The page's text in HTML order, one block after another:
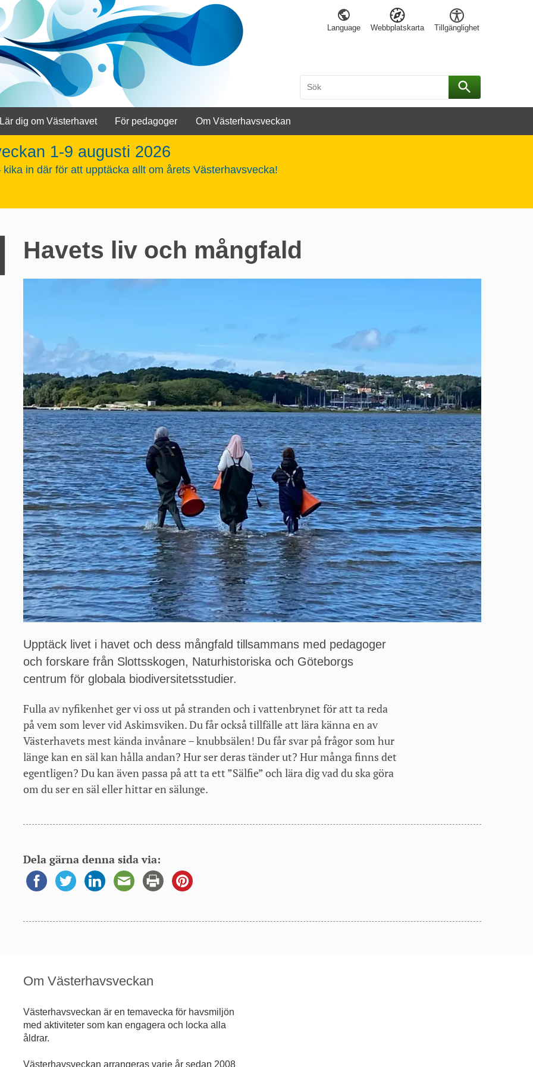
Language Webbplatskarta Tillgänglighet
Sök
Sök
Lär dig om Västerhavet För pedagoger Om Västerhavsveckan
1-9 augusti 2026
in där för att upptäcka allt om årets Västerhavsvecka!
Havets liv och mångfald
Upptäck livet i havet och dess mångfald tillsammans med pedagoger
och forskare från Slottsskogen, Naturhistoriska och Göteborgs
centrum för globala biodiversitetsstudier.
Fulla av nyfikenhet ger vi oss ut på stranden och i vattenbrynet för att ta reda
på vem som lever vid Askimsviken. Du får också tillfälle att lära känna en av
Västerhavets mest kända invånare – knubbsälen! Du får svar på frågor som hur
länge kan en säl kan hålla andan? Hur ser deras tänder ut? Hur många finns det
egentligen? Du kan även passa på att ta ett ”Sälfie” och lära dig vad du ska göra
om du ser en säl eller hittar en sälunge.
Dela gärna denna sida via:
Om Västerhavsveckan
Västerhavsveckan är en temavecka för havsmiljön
med aktiviteter som kan engagera och locka alla
åldrar.
Västerhavsveckan arrangeras varje år sedan 2008